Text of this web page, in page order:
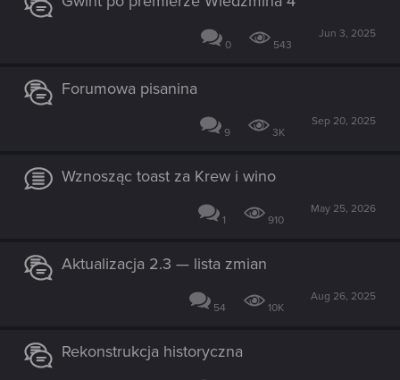
0 543
Jun 3, 2025
Forumowa pisanina
9 3K
Sep 20, 2025
Wznosząc toast za Krew i wino
1 910
May 25, 2026
Aktualizacja 2.3 — lista zmian
54 10K
Aug 26, 2025
Rekonstrukcja historyczna